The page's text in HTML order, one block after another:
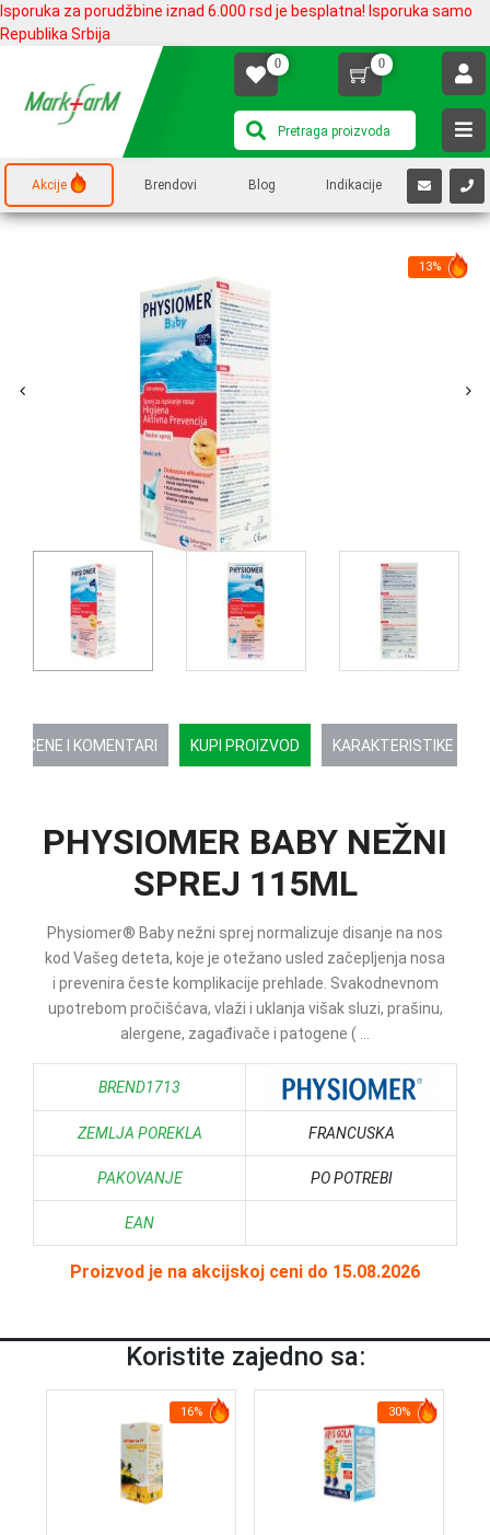
Isporuka za porudžbine iznad 6.000 rsd je besplatna! Isporuka samo
Republika Srbija
0 0
Akcije Brendovi Blog Indikacije
OCENE I KOMENTARI KUPI PROIZVOD KARAKTERISTIKE
13%
PHYSIOMER BABY NEŽNI
SPREJ 115ML
Physiomer® Baby nežni sprej normalizuje disanje na nos
kod Vašeg deteta, koje je otežano usled začepljenja nosa
i prevenira česte komplikacije prehlade. Svakodnevnom
upotrebom pročišćava, vlaži i uklanja višak sluzi, prašinu,
alergene, zagađivače i patogene ( ...
BREND1713
ZEMLJA POREKLA FRANCUSKA
PAKOVANJE PO POTREBI
EAN
Proizvod je na akcijskoj ceni do 15.08.2026
Koristite zajedno sa:
16% 30%